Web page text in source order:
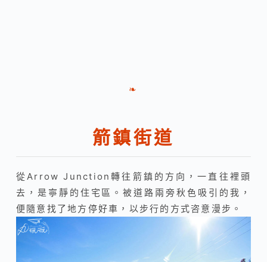
❧
箭鎮街道
從Arrow Junction轉往箭鎮的方向，一直往裡頭
去，是寧靜的住宅區。被道路兩旁秋色吸引的我，
便隨意找了地方停好車，以步行的方式咨意漫步。